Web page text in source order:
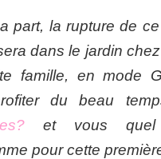
part, la rupture de
dans le jardin
famille, en mode
du beau
et vous quel
pour cette